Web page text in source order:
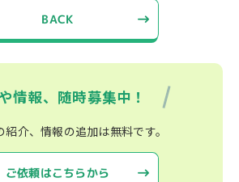
BACK
情報、随時募集中！
紹介、情報の追加は無料です。
ご依頼はこちらから